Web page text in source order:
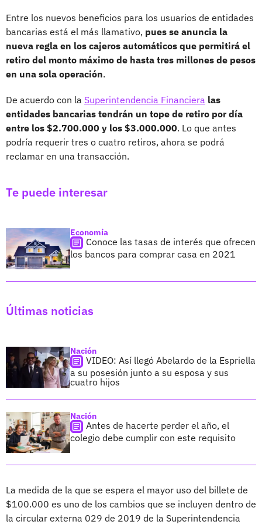
Entre los nuevos beneficios para los usuarios de entidades
bancarias está el más llamativo, pues se anuncia la
nueva regla en los cajeros automáticos que permitirá el
retiro del monto máximo de hasta tres millones de pesos
en una sola operación.
De acuerdo con la Superintendencia Financiera las
entidades bancarias tendrán un tope de retiro por día
entre los $2.700.000 y los $3.000.000. Lo que antes
podría requerir tres o cuatro retiros, ahora se podrá
reclamar en una transacción.
Te puede interesar
Economía
Conoce las tasas de interés que ofrecen
los bancos para comprar casa en 2021
Últimas noticias
Nación
VIDEO: Así llegó Abelardo de la Espriella
a su posesión junto a su esposa y sus
cuatro hijos
Nación
Antes de hacerte perder el año, el
colegio debe cumplir con este requisito
La medida de la que se espera el mayor uso del billete de
$100.000 es uno de los cambios que se incluyen dentro de
la circular externa 029 de 2019 de la Superintendencia